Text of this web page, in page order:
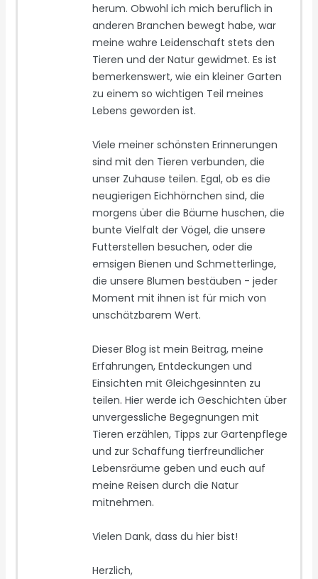
herum. Obwohl ich mich beruflich in
anderen Branchen bewegt habe, war
meine wahre Leidenschaft stets den
Tieren und der Natur gewidmet. Es ist
bemerkenswert, wie ein kleiner Garten
zu einem so wichtigen Teil meines
Lebens geworden ist.
Viele meiner schönsten Erinnerungen
sind mit den Tieren verbunden, die
unser Zuhause teilen. Egal, ob es die
neugierigen Eichhörnchen sind, die
morgens über die Bäume huschen, die
bunte Vielfalt der Vögel, die unsere
Futterstellen besuchen, oder die
emsigen Bienen und Schmetterlinge,
die unsere Blumen bestäuben - jeder
Moment mit ihnen ist für mich von
unschätzbarem Wert.
Dieser Blog ist mein Beitrag, meine
Erfahrungen, Entdeckungen und
Einsichten mit Gleichgesinnten zu
teilen. Hier werde ich Geschichten über
unvergessliche Begegnungen mit
Tieren erzählen, Tipps zur Gartenpflege
und zur Schaffung tierfreundlicher
Lebensräume geben und euch auf
meine Reisen durch die Natur
mitnehmen.
Vielen Dank, dass du hier bist!
Herzlich,